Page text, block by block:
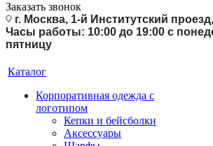
Заказать звонок
г. Москва, 1-й Институтский
Часы работы: 10:00 до 19:00 с
пятницу
Каталог
Корпоративная одежда с
логотипом
Кепки и бейсболки
Аксессуары